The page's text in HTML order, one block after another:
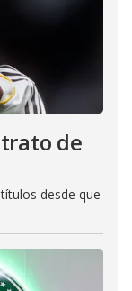
de
desde que